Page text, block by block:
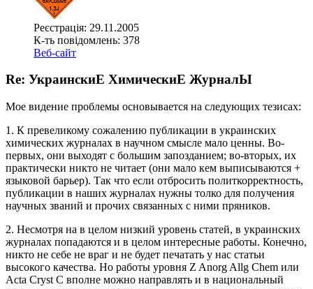
Реєстрація: 29.11.2005
К-ть повідомлень: 378
Веб-сайт
Re: УкраинскиЕ ХимическиЕ ЖурналЫ
Мое видение проблемы основывается на следующих тезисах:
1. К превеликому сожалению публикации в украинских
химических журналах в научном смысле мало ценны. Во-
первых, они выходят с большим запозданием; во-вторых, их
практически никто не читает (они мало кем выписываются +
языковой барьер). Так что если отбросить политкорректность,
публикации в наших журналах нужны толко для получения
научных званий и прочих связанных с ними пряников.
2. Несмотря на в целом низкий уровень статей, в украинских
журналах попадаются и в целом интересные работы. Конечно,
никто не себе не враг и не будет печатать у нас статьи
высокого качества. Но работы уровня Z Anorg Allg Chem или
Acta Cryst C вполне можно направлять и в национальный